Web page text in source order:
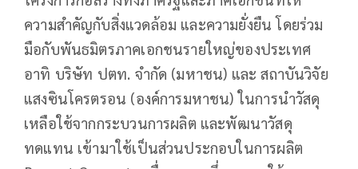
ความสำคัญกับสิ่งแวดล้อม และความยั่งยืน โดยร่วม
มือกับพันธมิตรภาคเอกชนรายใหญ่ของประเทศ
อาทิ บริษัท ปตท. จำกัด (มหาชน) และ สถาบันวิจัย
แสงซินโครตรอน (องค์การมหาชน) ในการนำวัสดุ
เหลือใช้จากกระบวนการผลิต และพัฒนาวัสดุ
ทดแทน เข้ามาใช้เป็นส่วนประกอบในการผลิต